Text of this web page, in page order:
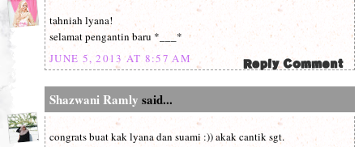
tahniah lyana!
selamat pengantin baru *___*
JUNE 5, 2013 AT 8:57 AM
Shazwani Ramly said...
congrats buat kak lyana dan suami :)) akak cantik sgt.